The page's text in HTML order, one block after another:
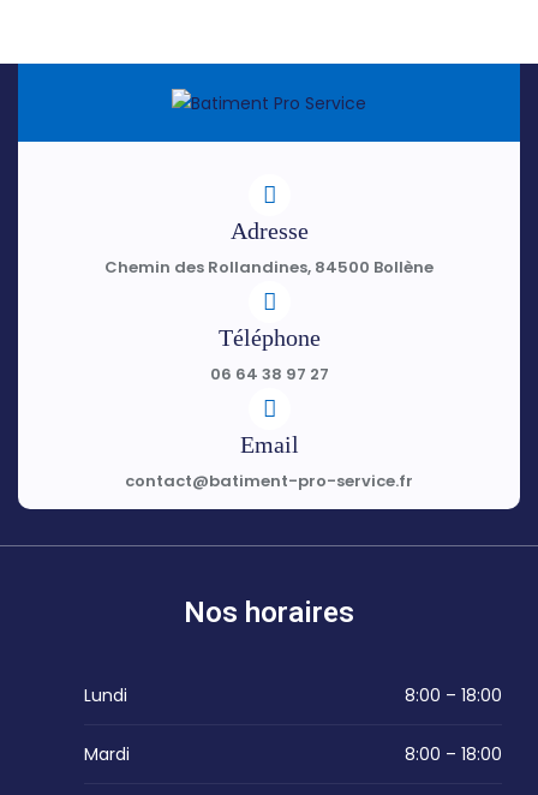
Adresse
Chemin des Rollandines, 84500 Bollène
Téléphone
06 64 38 97 27
Email
contact@batiment-pro-service.fr
Nos horaires
Lundi 8:00 – 18:00
Mardi 8:00 – 18:00